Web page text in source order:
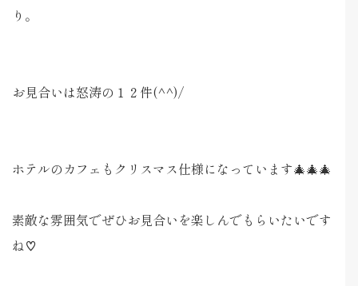
り。
お見合いは怒涛の１２件(^^)/
ホテルのカフェもクリスマス仕様になっています🎄🎄🎄
素敵な雰囲気でぜひお見合いを楽しんでもらいたいです
ね♡